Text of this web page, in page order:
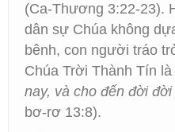
(Ca-Thương 3:22-23).
dân sự Chúa không
bênh, con người tráo
Chúa Trời Thành Tín
nay, và cho đến đời
bơ-rơ 13:8).